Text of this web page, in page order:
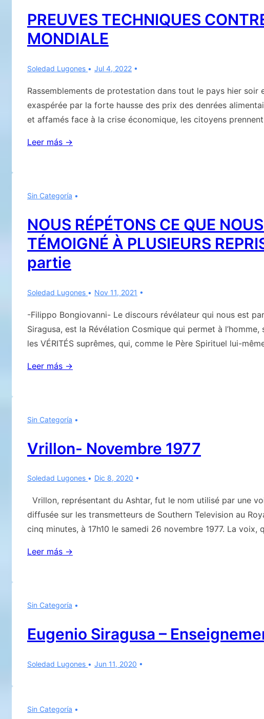
PREUVES TECHNIQUES
MONDIALE
Soledad Lugones Jul 4, 2022
Rassemblements de protestation dans tout le pays hier soir
exaspérée par la forte hausse des prix des denrées
et affamés face à la crise économique, les citoyens prennent
PREUVES
FAMINE
Leer más →
Sin Categoría
NOUS RÉPÉTONS CE QUE
TÉMOIGNÉ À PLUSIEURS
partie
Soledad Lugones Nov 11, 2021
-Filippo Bongiovanni- Le discours révélateur qui nous est
Siragusa, est la Révélation Cosmique qui permet à l’homme,
les VÉRITÉS suprêmes, qui, comme le Père Spirituel lui-
NOUS
NOUS
TÉMOIGNÉ
PLUSIEURS
Deuxième
Leer más →
Sin Categoría
Vrillon- Novembre 1977
Soledad Lugones Dic 8, 2020
Vrillon, représentant du Ashtar, fut le nom utilisé par une
diffusée sur les transmetteurs de Southern Television au
cinq minutes, à 17h10 le samedi 26 novembre 1977. La voix,
Vrillon-
Leer más →
Sin Categoría
Eugenio Siragusa –
Soledad Lugones Jun 11, 2020
Sin Categoría